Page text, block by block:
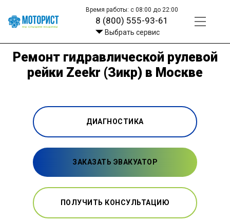
Время работы: с 08:00 до 22:00
8 (800) 555-93-61
Выбрать сервис
Ремонт гидравлической рулевой
рейки Zeekr (Зикр) в Москве
ДИАГНОСТИКА
ЗАКАЗАТЬ ЭВАКУАТОР
ПОЛУЧИТЬ КОНСУЛЬТАЦИЮ